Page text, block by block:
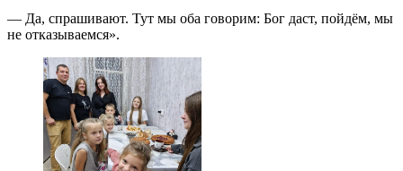
— Да, спрашивают. Тут мы оба говорим: Бог даст, пойдём, мы
не отказываемся».